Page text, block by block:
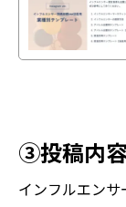
③投稿内
インフルエン